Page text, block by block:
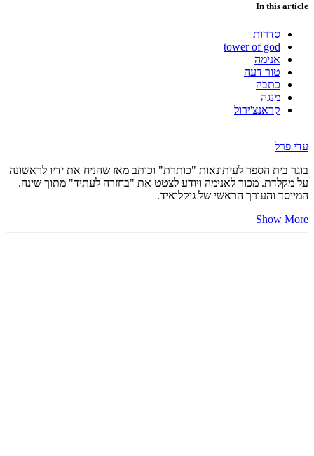
In this article
סדרות
tower of god
אנימה
טור דעה
כתבה
מנגה
קראנצ'ירול
עדי פרל
בוגר בית הספר לעיתונאות "כותרת" וכותב מאז שהניח את ידיו לראשונה
על מקלדת. מכור לאנימה ויודע לצטט את "בחזרה לעתיד" מתוך שינה.
המייסד והעורך הראשי של גיקלואיד.
Show More